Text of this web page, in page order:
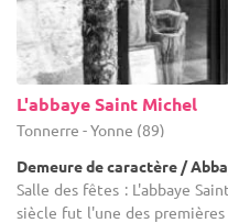
L'abbaye Saint Michel
Tonnerre - Yonne (89)
Demeure de caractère /
Salle des fêtes : L'abbaye
siècle fut l'une des